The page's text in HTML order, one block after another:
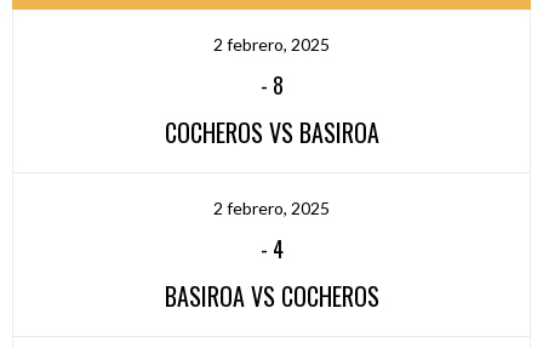
2 febrero, 2025
- 8
COCHEROS VS BASIROA
2 febrero, 2025
- 4
BASIROA VS COCHEROS